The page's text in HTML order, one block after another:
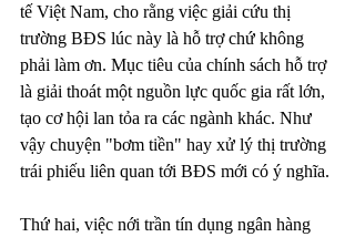
tế Việt Nam, cho rằng việc giải cứu thị
trường BĐS lúc này là hỗ trợ chứ không
phải làm ơn. Mục tiêu của chính sách hỗ trợ
là giải thoát một nguồn lực quốc gia rất lớn,
tạo cơ hội lan tỏa ra các ngành khác. Như
vậy chuyện "bơm tiền" hay xử lý thị trường
trái phiếu liên quan tới BĐS mới có ý nghĩa.
Thứ hai, việc nới trần tín dụng ngân hàng